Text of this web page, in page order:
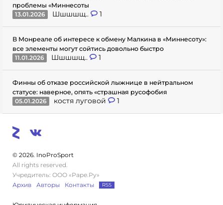
проблемы «Миннесоты
13.01.2026
Шшшшщ.. 1
В Монреале об интересе к обмену Малкина в «Миннесоту»:
все элементы могут сойтись довольно быстро
11.01.2026
Шшшшщ.. 1
Финны об отказе российской лыжнице в нейтральном
статусе: наверное, опять «страшная русофобия
05.01.2026
костя луговой 1
© 2026. InoProSport
All rights reserved.
Учредитель: ООО «Раре.Ру»
Архив
Авторы Контакты RSS